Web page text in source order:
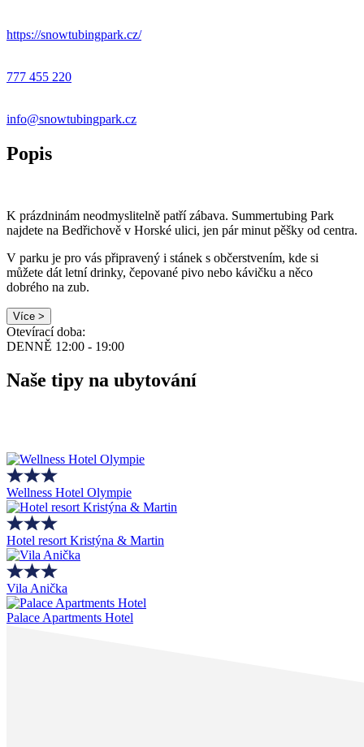
https://snowtubingpark.cz/
777 455 220
info@snowtubingpark.cz
Popis
K prázdninám neodmyslitelně patří zábava. Summertubing Park
najdete na Bedřichově v Horské ulici, jen pár minut pěšky od centra.
V parku je pro vás připravený i stánek s občerstvením, kde si
můžete dát letní drinky, čepované pivo nebo kávičku a něco
dobrého na zub.
Více >
Otevírací doba:
DENNĚ 12:00 - 19:00
Naše tipy na ubytování
Wellness Hotel Olympie
Hotel resort Kristýna & Martin
Vila Anička
Palace Apartments Hotel